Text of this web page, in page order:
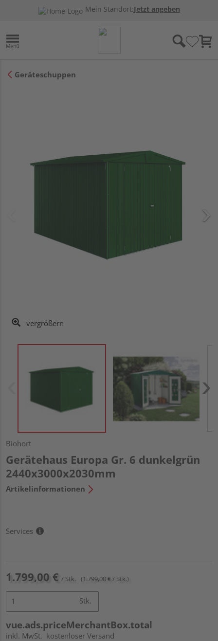
Mein Standort:Jetzt angeben
Geräteschuppen
vergrößern
Biohort
Gerätehaus Europa Gr. 6 dunkelgrün
2440x3000x2030mm
Artikelinformationen
Services
1.799,00 € / Stk. (1.799,00 € / Stk.)
Stk.
vue.ads.priceMerchantBox.total
inkl. MwSt. kostenloser Versand